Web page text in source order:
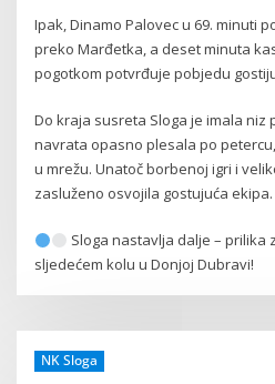
Ipak, Dinamo Palovec u 69. minuti
preko Marđetka, a deset minuta
pogotkom potvrđuje pobjedu
Do kraja susreta Sloga je imala niz
navrata opasno plesala po
u mrežu. Unatoč borbenoj igri i
zasluženo osvojila gostujuća ekipa.
Sloga nastavlja dalje – prilika
sljedećem kolu u Donjoj Dubravi!
NK Sloga